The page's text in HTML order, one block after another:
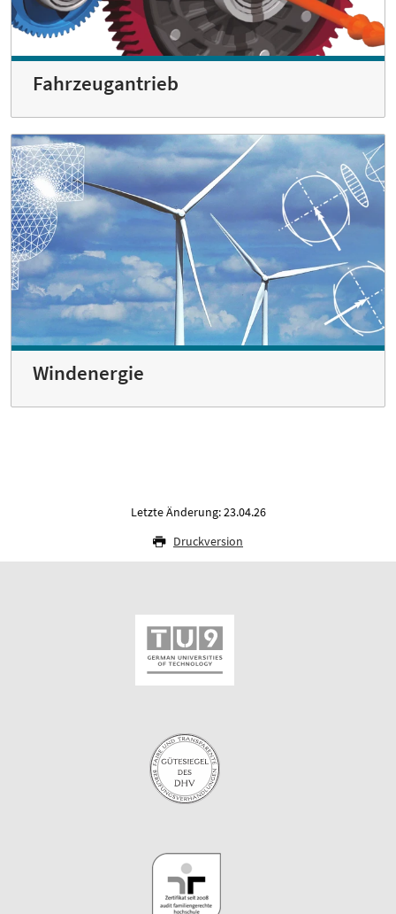
Fahrzeugantrieb
Windenergie
Letzte Änderung: 23.04.26
Druckversion